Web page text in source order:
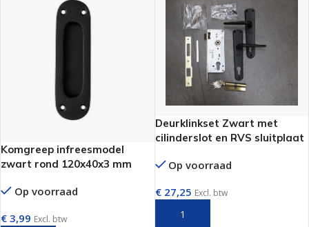
Komgreep infreesmodel
zwart rond 120x40x3 mm
Op voorraad
€ 3,99 Excl. btw
Deurklinkset Zwart met
cilinderslot en RVS sluitplaat
Op voorraad
€27,25 Excl. btw